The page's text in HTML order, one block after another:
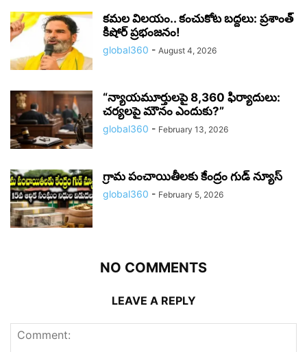
కమల విలయం.. కంచుకోట బద్దలు: ప్రశాంత్
కిషోర్ ప్రభంజనం!
global360 - August 4, 2026
“న్యాయమూర్తులపై 8,360 ఫిర్యాదులు:
చర్యలపై మౌనం ఎందుకు?”
global360 - February 13, 2026
గ్రామ పంచాయితీలకు కేంద్రం గుడ్ న్యూస్
global360 - February 5, 2026
NO COMMENTS
LEAVE A REPLY